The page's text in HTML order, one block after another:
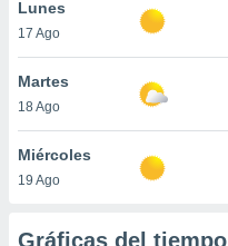
como
sitio
de
traten tus
en
interés
su
Lunes
17 Ago
Martes
18 Ago
Miércoles
19 Ago
Gráficas del tiempo